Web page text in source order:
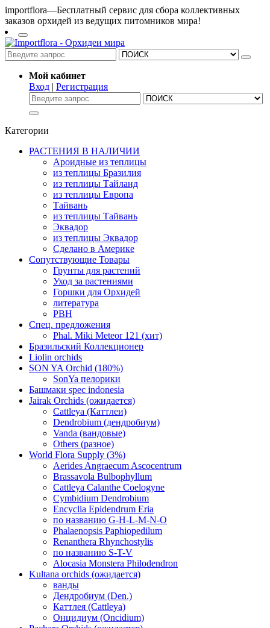
importflora—Бесплатный сервис для сбора коллективных
заказов орхидей из ведущих питомников мира!
Мой кабинет
Вход | Регистрация
Категории
РАСТЕНИЯ В НАЛИЧИИ
Ароидные из теплицы
из теплицы Бразилия
из теплицы Тайланд
из теплицы Европа
Тайвань
из теплицы Тайвань
Эквадор
из теплицы Эквадор
Сделано в Америке
Сопутствующие Товары
Грунты для растений
Уход за растениями
Горшки для Орхидей
литература
РВН
Спец. предложения
Phal. Miki Meteor 121 (хит)
Бразильский Коллекционер
Liolin orchids
SON YA Orchid (180%)
SonYa пелорики
Башмаки spec indonesia
Jairak Orchids (ожидается)
Cattleya (Каттлеи)
Dendrobium (дендробиум)
Vanda (вандовые)
Others (разное)
World Flora Supply (3%)
Aerides Angraecum Ascocentrum
Brassavola Bulbophyllum
Cattleya Calanthe Coelogyne
Cymbidium Dendrobium
Encyclia Epidendrum Eria
по названию G-H-L-M-N-O
Phalaenopsis Paphiopedilum
Renanthera Rhynchostylis
по названию S-T-V
Alocasia Monstera Philodendron
Kultana orchids (ожидается)
ванды
Дендробиум (Den.)
Каттлея (Cattleya)
Онцидиум (Oncidium)